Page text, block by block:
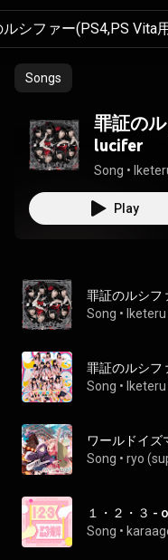
Songs
罪証の
lucifer
Song •
Play
Song •
罪証のルシ
Song •
Song •
１・２・３ -
Song •